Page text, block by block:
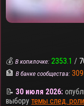
💰В копилочке: 2353.1 /
🏦В банке сообщества:
📝30 июля 2026:
выборутемы след.